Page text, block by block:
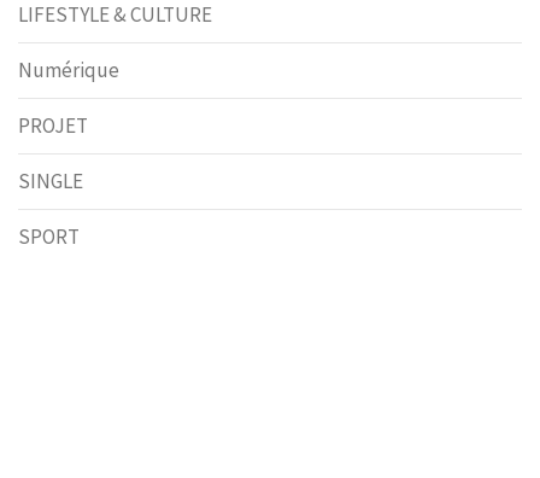
LIFESTYLE & CULTURE
Numérique
PROJET
SINGLE
SPORT